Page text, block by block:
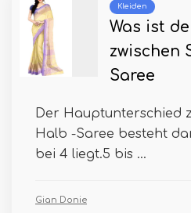
Kleiden
Was ist
zwischen
Saree
Der Hauptunterschied
Halb -Saree besteht
bei 4 liegt.5 bis ...
Gian Donie